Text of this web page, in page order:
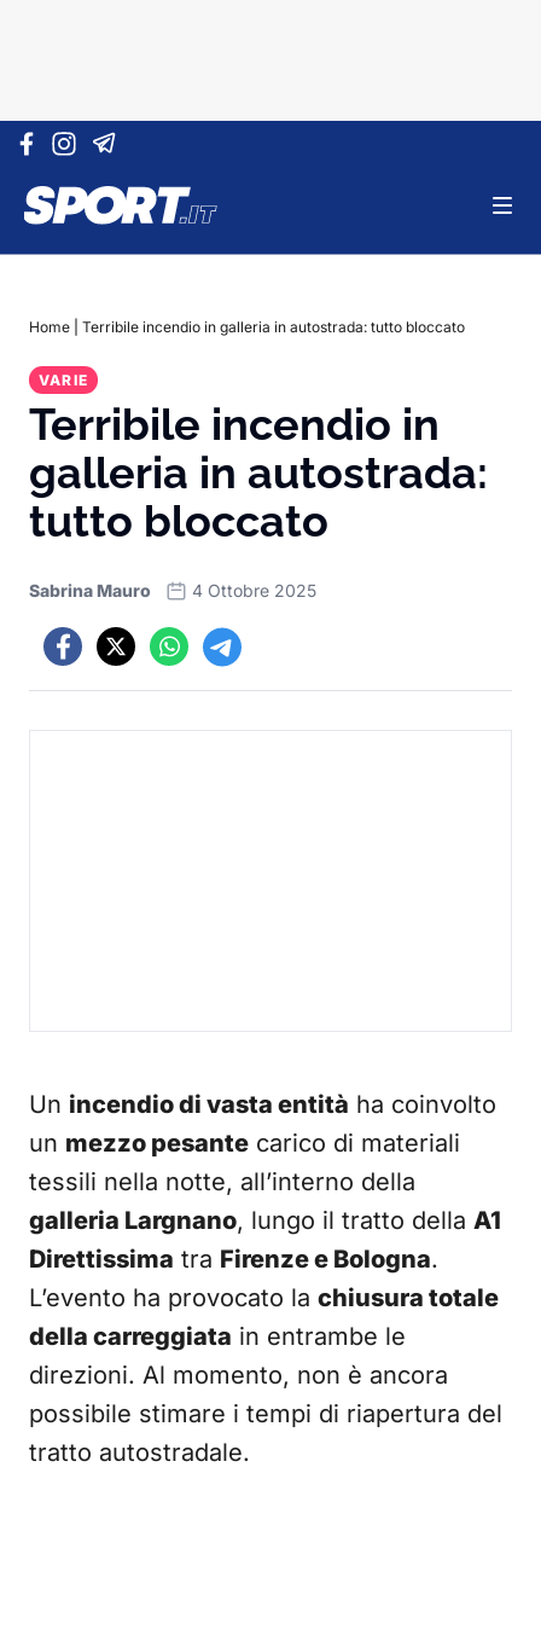
Vai al contenuto
Home Terribile incendio in galleria in autostrada: tutto bloccato
VARIE
Terribile incendio in
galleria in autostrada:
tutto bloccato
Sabrina Mauro 4 Ottobre 2025
Un incendio di vasta entità ha coinvolto
un mezzo pesante carico di materiali
tessili nella notte, all’interno della
galleria Largnano, lungo il tratto della A1
Direttissima tra Firenze e Bologna.
L’evento ha provocato la chiusura totale
della carreggiata in entrambe le
direzioni. Al momento, non è ancora
possibile stimare i tempi di riapertura del
tratto autostradale.